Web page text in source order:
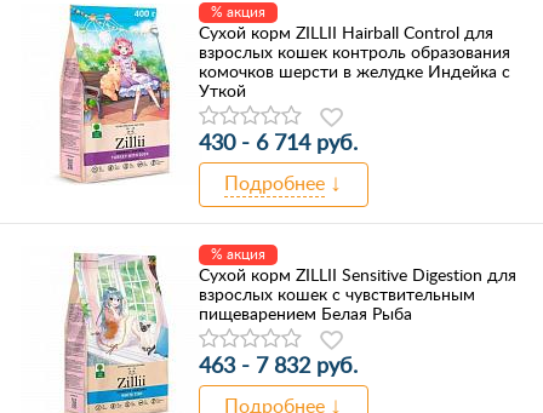
% акция
Сухой корм ZILLII Hairball Control для
взрослых кошек контроль образования
комочков шерсти в желудке Индейка с
Уткой
430 - 6 714 руб.
Подробнее
% акция
Сухой корм ZILLII Sensitive Digestion для
взрослых кошек с чувствительным
пищеварением Белая Рыба
463 - 7 832 руб.
Подробнее